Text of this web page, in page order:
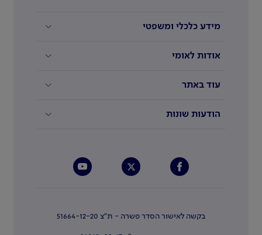
מידע כלכלי ומשפטי
אודות לאומי
עוד באתר
הודעות שונות
בקשה לאישור הסדר פשרה - ת"צ 51664-12-20